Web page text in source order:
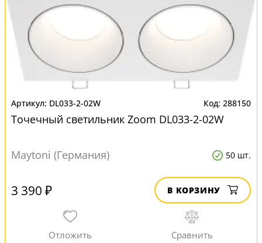
DL033-2-02W 288150
Точечный светильник Zoom DL033-2-02W
Maytoni (Германия) 50 шт.
3 390 ₽ В КОРЗИНУ